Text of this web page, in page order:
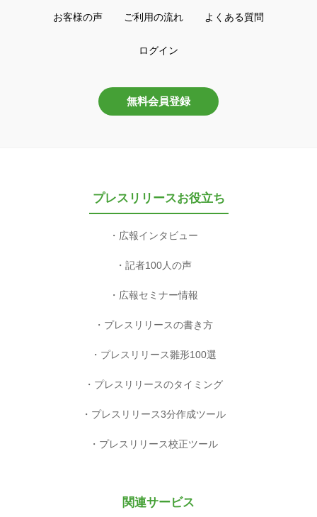
お客様の声 ご利用の流れ よくある質問
ログイン
無料会員登録
プレスリリースお役立ち
広報インタビュー
記者100人の声
広報セミナー情報
プレスリリースの書き方
プレスリリース雛形100選
プレスリリースのタイミング
プレスリリース3分作成ツール
プレスリリース校正ツール
関連サービス